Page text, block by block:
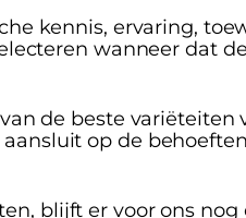
kennis, ervaring,
wanneer dat
de beste variëteiten
op de
blijft er voor ons nog